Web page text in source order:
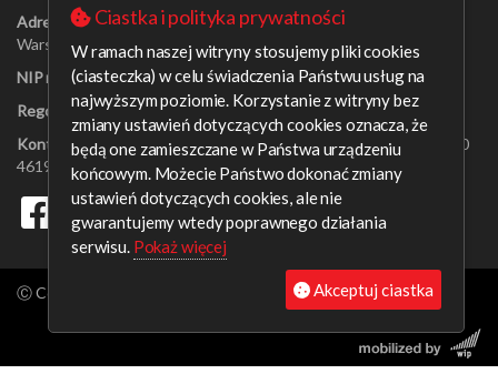
Adres:
Al. Jerozolimskie 30/21
Warszawa 00-024
NIP nr:
526-16-67-131
Regon nr:001408329
Konto bankowe:PEKAO SA o/Warszawa 09 1240 6218 1111 0000
4619 0314
Ⓒ Copyright aleksanderb 2026. All rights reserved.
Ciastka i polityka prywatności
W ramach naszej witryny stosujemy pliki cookies
(ciasteczka) w celu świadczenia Państwu usług na
najwyższym poziomie. Korzystanie z witryny bez
zmiany ustawień dotyczących cookies oznacza, że
będą one zamieszczane w Państwa urządzeniu
końcowym. Możecie Państwo dokonać zmiany
ustawień dotyczących cookies, ale nie
gwarantujemy wtedy poprawnego działania
serwisu. Pokaż więcej
Akceptuj ciastka